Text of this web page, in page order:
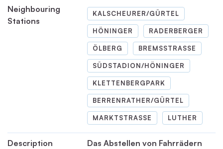
Neighbouring
Stations
KALSCHEURER/GÜRTEL
HÖNINGER RADERBERGER
ÖLBERG BREMSSTRASSE
SÜDSTADION/HÖNINGER
KLETTENBERGPARK
BERRENRATHER/GÜRTEL
MARKTSTRASSE LUTHER
Description
Das Abstellen von Fahrrädern